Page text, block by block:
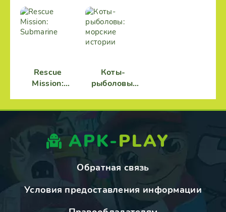
Семья
Rescue
Mission:
Коты-
рыболовы:
APK-PLAY
Обратная связь
Условия предоставления информации